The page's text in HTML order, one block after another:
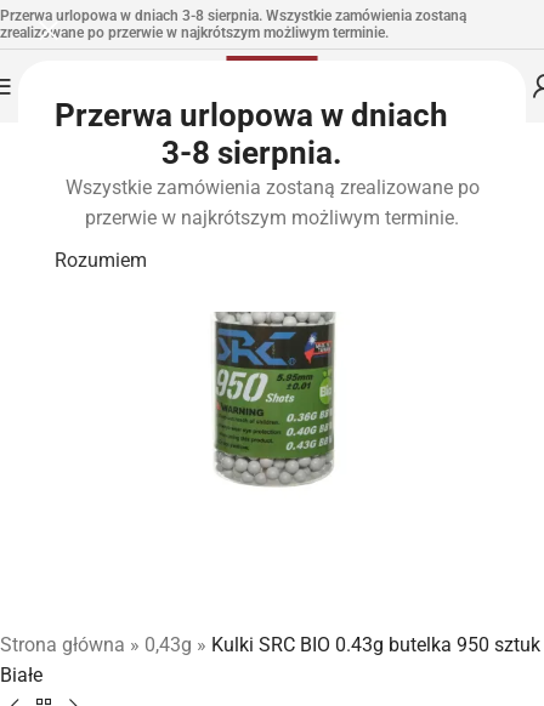
Przerwa urlopowa w dniach
3-8 sierpnia.
Wszystkie zamówienia zostaną zrealizowane po
przerwie w najkrótszym możliwym terminie.
Rozumiem
Przerwa urlopowa w dniach 3-8 sierpnia. Wszystkie zamówienia zostaną
zrealizowane po przerwie w najkrótszym możliwym terminie.
Strona główna » 0,43g » Kulki SRC BIO 0.43g butelka 950 sztuk
Białe